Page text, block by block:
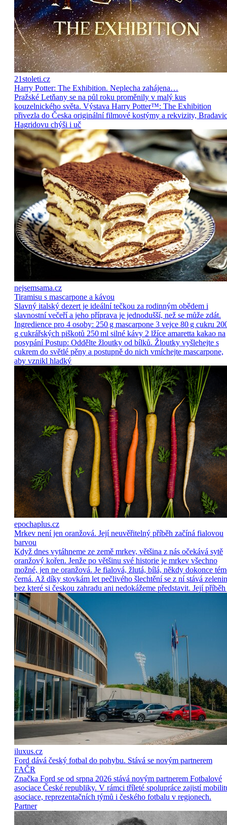
21stoleti.cz
Harry Potter: The Exhibition. Neplecha zahájena…
Pražské Letňany se na půl roku proměnily v malý kus
kouzelnického světa. Výstava Harry Potter™: The Exhibition
přivezla do Česka originální filmové kostýmy a rekvizity,
Hagridovu chýši i uč
nejsemsama.cz
Tiramisu s mascarpone a kávou
Slavný italský dezert je ideální tečkou za rodinným obědem i
slavnostní večeří a jeho příprava je jednodušší, než se může zdát.
Ingredience pro 4 osoby: 250 g mascarpone 3 vejce 80 g cukru
g cukrářských piškotů 250 ml silné kávy 2 lžíce amaretta kakao na
posypání Postup: Oddělte žloutky od bílků. Žloutky vyšlehejte s
cukrem do světlé pěny a postupně do nich vmíchejte mascarpone,
aby vznikl hladký
epochaplus.cz
Mrkev není jen oranžová. Její neuvěřitelný příběh začíná fialovou
barvou
Když dnes vytáhneme ze země mrkev, většina z nás očekává sytě
oranžový kořen. Jenže po většinu své historie je mrkev všechno
možné, jen ne oranžová. Je fialová, žlutá, bílá, někdy dokonce
černá. Až díky stovkám let pečlivého šlechtění se z ní stává
bez které si českou zahradu ani nedokážeme představit. Její příběh
iluxus.cz
Ford dává český fotbal do pohybu. Stává se novým partnerem
FAČR
Značka Ford se od srpna 2026 stává novým partnerem Fotbalové
asociace České republiky. V rámci tříleté spolupráce zajistí
asociace, reprezentačních týmů i českého fotbalu v regionech.
Partner